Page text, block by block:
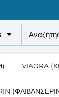
VIAGRA